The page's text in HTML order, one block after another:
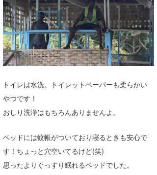
トイレは水洗。トイレットペーパーも柔らかい
やつです！
おしり洗浄はもちろんありませんよ。
ベッドには蚊帳がついており寝るときも安心で
す！ちょっと穴空いてるけど(笑)
思ったよりぐっすり眠れるベッドでした。